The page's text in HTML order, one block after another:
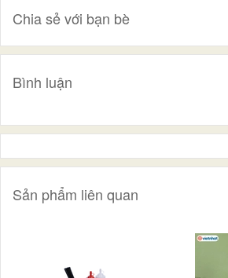
Chia sẻ với bạn bè
Bình luận
Sản phẩm liên quan